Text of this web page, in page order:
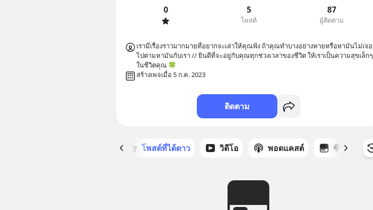
0 5
โพสต์
87
ผู้ติดตาม
เรามีเรื่องราวมากมายที่อยากจะเล่าให้คุณฟัง ถ้าคุณทำบางอย่างหายหรือหามันไม่เจอ
ไปตามหามันกับเรา // ยินดีที่จะอยู่กับคุณทุกช่วงเวลาของชีวิต ให้เราเป็นความสุขเล็กๆ
ในชีวิตคุณ 🍀
สร้างเพจเมื่อ 5 ก.ค. 2023
ติดตาม
โพสต์ที่ได้ดาว วิดีโอ พอดแคสต์ ซีรีส์